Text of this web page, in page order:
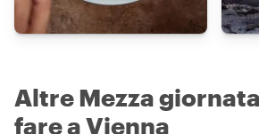
Altre Mezza
fare a Vienna